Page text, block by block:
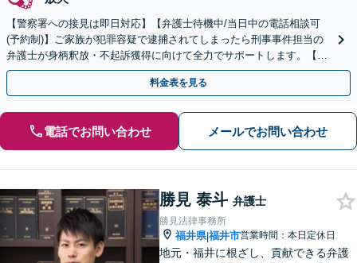
【警察署への接見は即日対応】【弁護士待機中/当日中の電話相談可
(予約制)】ご家族が犯罪容疑で逮捕されてしまったら刑事事件担当の
弁護士が身柄釈放・不起訴獲得に向けて全力でサポートします。【毎
月100名以上の相談実績】【全国対応】
料金表を見る
電話でお問い合わせ メールでお問い合わせ
勝見 泰斗 弁護士
勝見法律事務所
福井県|福井市営業時間：本日定休日
地元・福井に根ざし、貢献できる弁護